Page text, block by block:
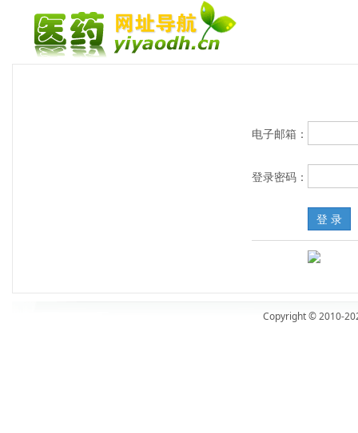
电子邮箱：
登录密码：
Copyright © 2010-